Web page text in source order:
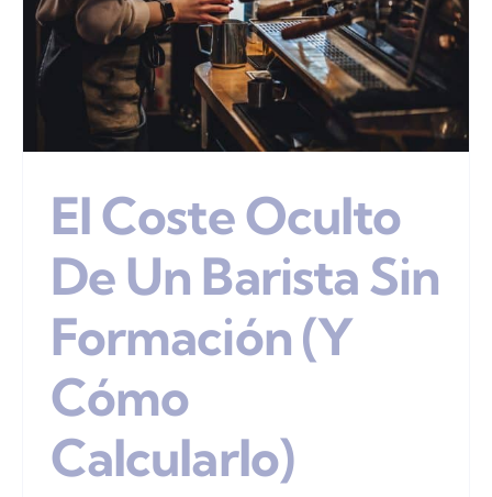
El Coste Oculto
De Un Barista Sin
Formación (y
Cómo
Calcularlo)